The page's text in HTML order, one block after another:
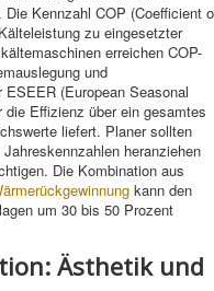
Kennzahl COP (Coefficient
zu eingesetzter
erreichen COP-
und
(European Seasonal
Effizienz über ein gesamtes
liefert. Planer sollten
heranziehen
Die Kombination aus
kann den
um 30 bis 50 Prozent
Ästhetik und